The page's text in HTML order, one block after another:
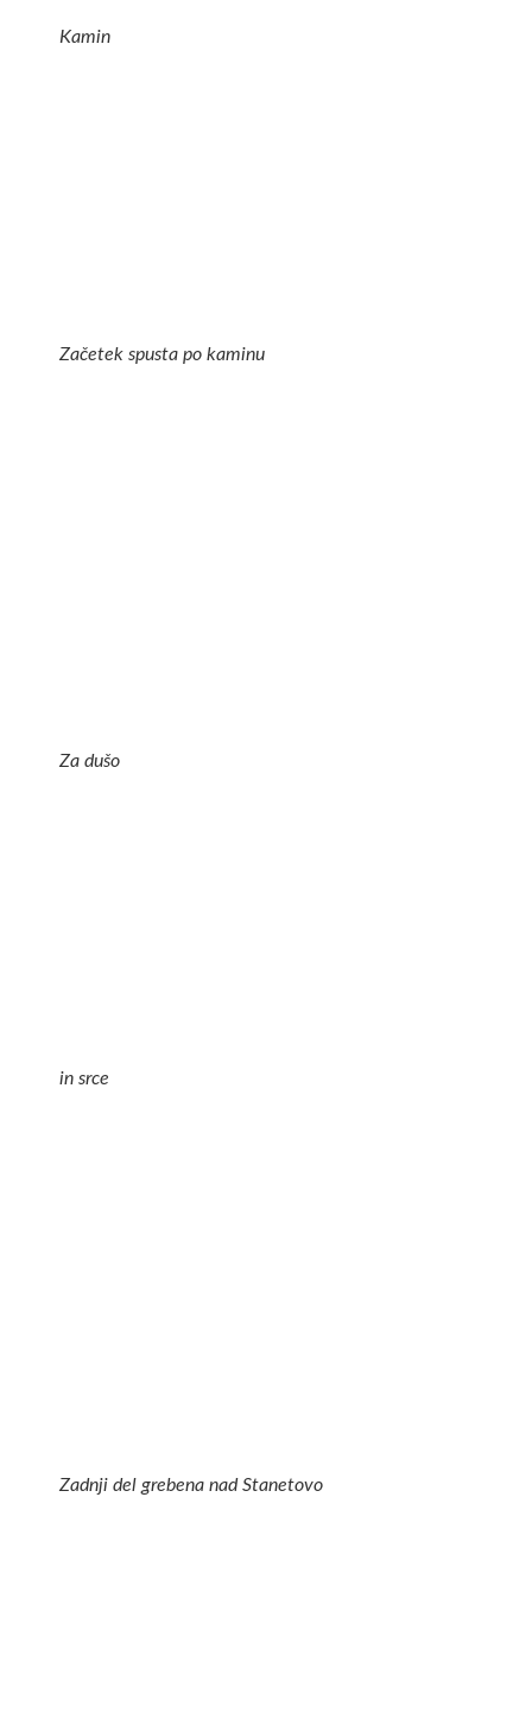
Kamin
Začetek spusta po kaminu
Za dušo
in srce
Zadnji del grebena nad Stanetovo